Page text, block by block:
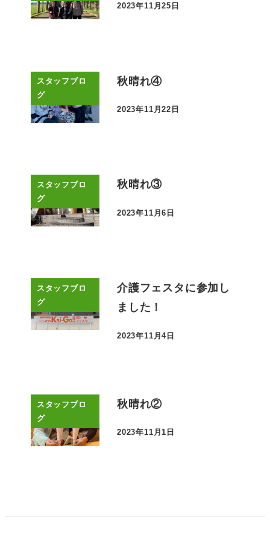
投稿日
2023年11月25日
スタッフブロ
グ
秋晴れ④
投稿日
2023年11月22日
スタッフブロ
グ
秋晴れ③
投稿日
2023年11月6日
スタッフブロ
グ
介護フェスタに参加し
ました！
投稿日
2023年11月4日
スタッフブロ
グ
秋晴れ②
投稿日
2023年11月1日